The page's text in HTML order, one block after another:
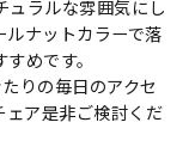
ュラルな雰囲気にし
ナットカラーで落
めです。
りの毎日のアクセ
ェア是非ご検討くだ